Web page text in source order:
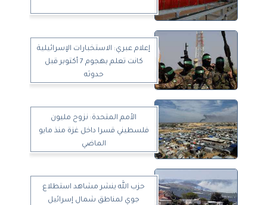
إعلام عبري: الاستخبارات الإسرائيلية
كانت تعلم بهجوم 7 أكتوبر قبل
حدوثه
الأمم المتحدة: نزوح مليون
فلسطيني قسرا داخل غزة منذ مايو
الماضي
حزب الله ينشر مشاهد استطلاع
جوي لمناطق شمال إسرائيل